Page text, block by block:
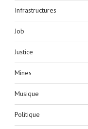
Infrastructures
Job
Justice
Mines
Musique
Politique